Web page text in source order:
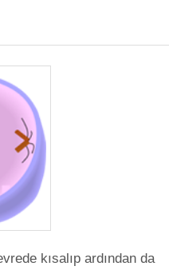
kısalıp ardından da